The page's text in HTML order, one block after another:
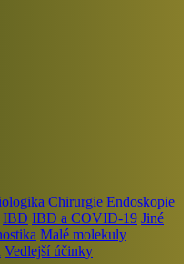
Chirurgie Endoskopie
IBD IBD a COVID-19 Jiné
Malé molekuly
Vedlejší účinky